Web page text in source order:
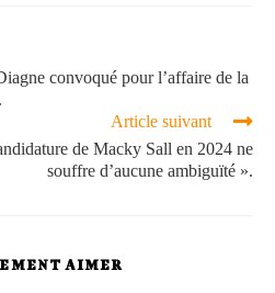
convoqué pour l’affaire de la
Article suivant
de Macky Sall en 2024 ne
souffre d’aucune ambiguïté ».
AIMER